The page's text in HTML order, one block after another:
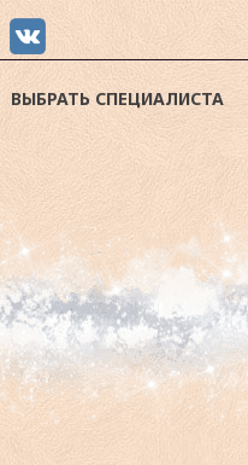
ВЫБРАТЬ СПЕЦИАЛИСТА